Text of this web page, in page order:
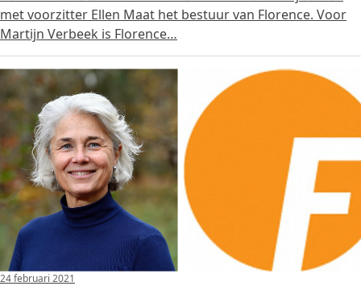
met voorzitter Ellen Maat het bestuur van Florence. Voor
Martijn Verbeek is Florence…
24 februari 2021